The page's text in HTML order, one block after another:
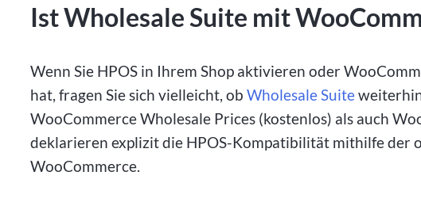
Ist Wholesale Suite mit
Wenn Sie HPOS in Ihrem Shop aktivieren oder
hat, fragen Sie sich vielleicht, obWholesale Suite
WooCommerce Wholesale Prices (kostenlos) als auch
deklarieren explizit die HPOS-Kompatibilität mithilfe der
WooCommerce.